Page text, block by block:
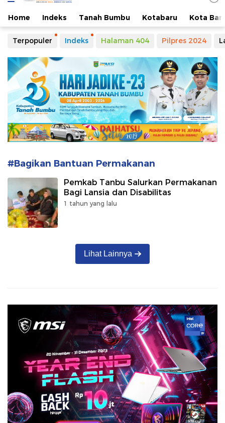
Metro Kalsel
Media Online Terkini, Faktual dan Mendidik
Home Indeks Tanah Bumbu Kotabaru Kota
Terpopuler Indeks Halaman 404 Pilpres 2024
#Bagikan Bantuan Permakanan
Pemkab Tanbu Salurkan Permakanan
Bagi Lansia dan Disabilitas
1 tahun yang lalu
Lihat Lainnya